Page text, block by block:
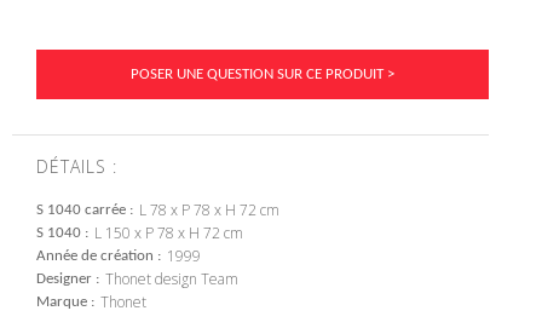
POSER UNE QUESTION SUR CE PRODUIT >
DÉTAILS :
S 1040 carrée L 78 x P 78 x H 72 cm
S 1040 L 150 x P 78 x H 72 cm
Année de création 1999
Designer Thonet design Team
Marque Thonet